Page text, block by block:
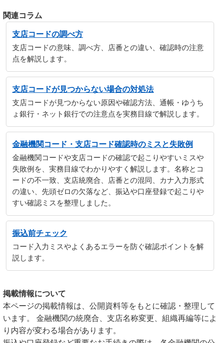
関連コラム
支店コードの調べ方
支店コードの意味、調べ方、店番との違い、確認時の注意
点を解説します。
支店コードが見つからない場合の対処法
支店コードが見つからない原因や確認方法、通帳・ゆうち
ょ銀行・ネット銀行での注意点を実務目線で解説します。
金融機関コード・支店コード確認時のミスと失敗例
金融機関コードや支店コードの確認で起こりやすいミスや
失敗例を、実務目線でわかりやすく解説します。名称とコ
ードの不一致、支店統廃合、店番との混同、カナ入力形式
の違い、先頭ゼロの欠落など、振込や口座登録で起こりや
すい確認ミスを整理しました。
振込前チェック
コード入力ミスやよくあるエラーを防ぐ確認ポイントを解
説します。
掲載情報について
本ページの掲載情報は、公開資料等をもとに確認・整理して
います。 金融機関の統廃合、支店名称変更、組織再編等によ
り内容が変わる場合があります。